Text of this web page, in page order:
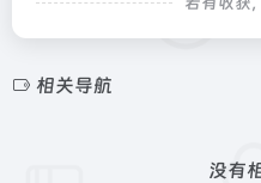
相关导航
没有